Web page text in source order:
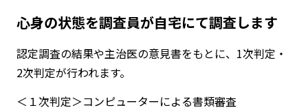
心身の状態を調査員が自宅にて調査します
認定調査の結果や主治医の意見書をもとに、1次判定・
2次判定が行われます。
＜１次判定＞コンピューターによる書類審査